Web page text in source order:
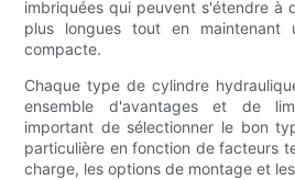
imbriquées qui peuvent s'étendre à
plus longues tout en maintenant
compacte.
Chaque type de cylindre
ensemble d'avantages et de
important de sélectionner le bon
particulière en fonction de facteurs
charge, les options de montage et